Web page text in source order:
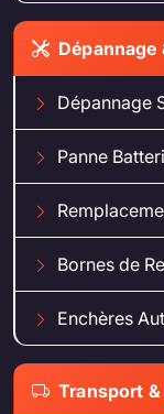
Dépannage
Dépannage
Panne
Bornes de
Enchères
Transport